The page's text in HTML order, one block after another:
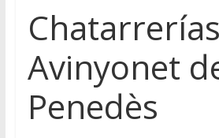
Avinyonet
Penedès